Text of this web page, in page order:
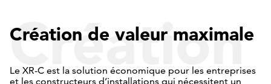
Création
Création de valeur maximale
Le XR-C est la solution économique pour les entreprises
et les constructeurs d’installations qui nécessitent un